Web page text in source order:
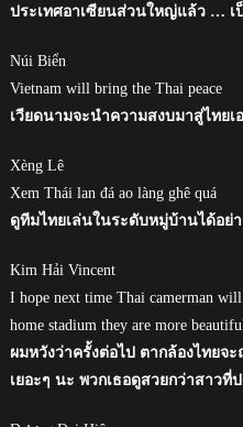
ประเทศอาเซียนส่วนใหญ่แล้ว … เ
Núi Biển
Vietnam will bring the Thai peace
เวียดนามจะนำความสงบมาสู่ไทยเ
Xèng Lê
Xem Thái lan đá ao làng ghê quá
ดูทีมไทยเล่นในระดับหมู่บ้านได้อย่
Kim Hải Vincent
I hope next time Thai camerman
home stadium they are more
ผมหวังว่าครั้งต่อไป ตากล้องไทย
เยอะๆ นะ พวกเธอดูสวยกว่าสาวที่